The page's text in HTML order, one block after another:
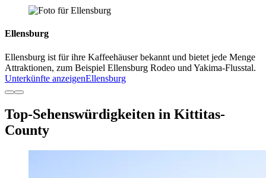
Ellensburg
Ellensburg ist für ihre Kaffeehäuser bekannt und bietet jede Menge
Attraktionen, zum Beispiel Ellensburg Rodeo und Yakima-Flusstal.
Unterkünfte anzeigenEllensburg
Top-Sehenswürdigkeiten in Kittitas-
County